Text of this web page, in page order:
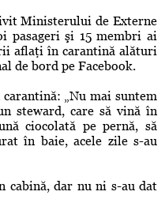
Ministerului de Externe
pasageri şi 15 membri ai
aflaţi în carantină alături
de bord pe Facebook.
„Nu mai suntem
steward, care să vină în
ciocolată pe pernă, să
în baie, acele zile s-au
cabină, dar nu ni s-au dat